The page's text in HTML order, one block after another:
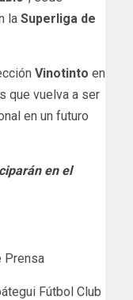
la Superliga de
Vinotinto en
que vuelva a ser
en un futuro
en el
Prensa
Fútbol Club